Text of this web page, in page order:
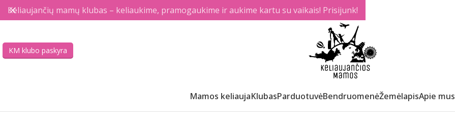
KM klubo paskyra
Mamos keliaujaKlubasParduotuvėBendruomenėŽemėlapisApie mus
Keliaujančių mamų klubas – keliaukime, pramogaukime ir aukime kartu su vaikais! Prisijunk!